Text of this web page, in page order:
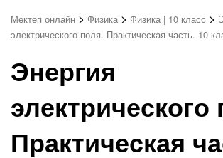
Мектеп онлайн > Физика > Физика | 10 класс >
электрического поля. Практическая часть. 10
Энергия
электрического
Практическая